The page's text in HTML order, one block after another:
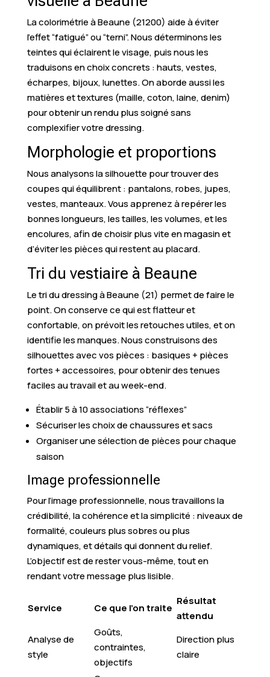
La colorimétrie à Beaune (21200) aide à éviter
l’effet “fatigué” ou “terni”. Nous déterminons les
teintes qui éclairent le visage, puis nous les
traduisons en choix concrets : hauts, vestes,
écharpes, bijoux, lunettes. On aborde aussi les
matières et textures (maille, coton, laine, denim)
pour obtenir un rendu plus soigné sans
complexifier votre dressing.
Morphologie et proportions
Nous analysons la silhouette pour trouver des
coupes qui équilibrent : pantalons, robes, jupes,
vestes, manteaux. Vous apprenez à repérer les
bonnes longueurs, les tailles, les volumes, et les
encolures, afin de choisir plus vite en magasin et
d’éviter les pièces qui restent au placard.
Tri du vestiaire à Beaune
Le tri du dressing à Beaune (21) permet de faire le
point. On conserve ce qui est flatteur et
confortable, on prévoit les retouches utiles, et on
identifie les manques. Nous construisons des
silhouettes avec vos pièces : basiques + pièces
fortes + accessoires, pour obtenir des tenues
faciles au travail et au week-end.
Établir 5 à 10 associations “réflexes”
Sécuriser les choix de chaussures et sacs
Organiser une sélection de pièces pour chaque
saison
Image professionnelle
Pour l’image professionnelle, nous travaillons la
crédibilité, la cohérence et la simplicité : niveaux de
formalité, couleurs plus sobres ou plus
dynamiques, et détails qui donnent du relief.
L’objectif est de rester vous-même, tout en
rendant votre message plus lisible.
Service Ce que l’on traite
Résultat
attendu
Analyse de
style
Goûts,
contraintes,
objectifs
Direction plus
claire